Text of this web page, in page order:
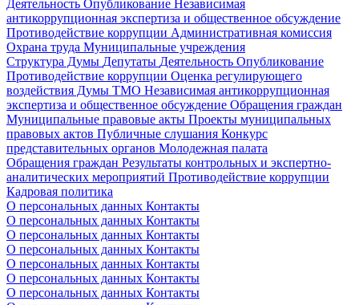
Деятельность Опубликование Независимая
антикоррупционная экспертиза и общественное обсуждение
Противодействие коррупции Административная комиссия
Охрана труда Муниципальные учреждения
Структура Думы Депутаты Деятельность Опубликование
Противодействие коррупции Оценка регулирующего
воздействия Думы ТМО Независимая антикоррупционная
экспертиза и общественное обсуждение Обращения граждан
Муниципальные правовые акты Проекты муниципальных
правовых актов Публичные слушания Конкурс
представительных органов Молодежная палата
Обращения граждан Результаты контрольных и экспертно-
аналитических мероприятий Противодействие коррупции
Кадровая политика
О персональных данных Контакты
О персональных данных Контакты
О персональных данных Контакты
О персональных данных Контакты
О персональных данных Контакты
О персональных данных Контакты
О персональных данных Контакты